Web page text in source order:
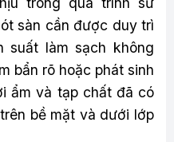
sàn cần được duy trì
suất làm sạch không
bẩn rõ hoặc phát sinh
ẩm và tạp chất đã có
bề mặt và dưới lớp